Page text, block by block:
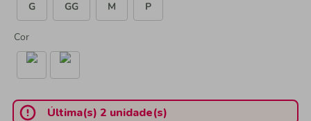
G
GG M P
Cor
Última(s) 2 unidade(s)